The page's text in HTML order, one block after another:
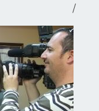
/